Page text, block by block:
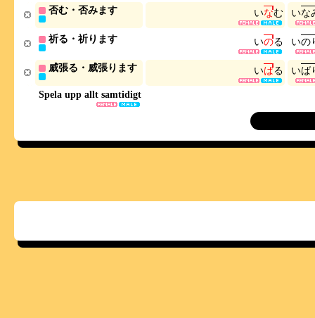
Spela upp allt samtidigt
否む・否みます いなむ いな
祈る・祈ります いのる いの
威張る・威張ります いばる いば